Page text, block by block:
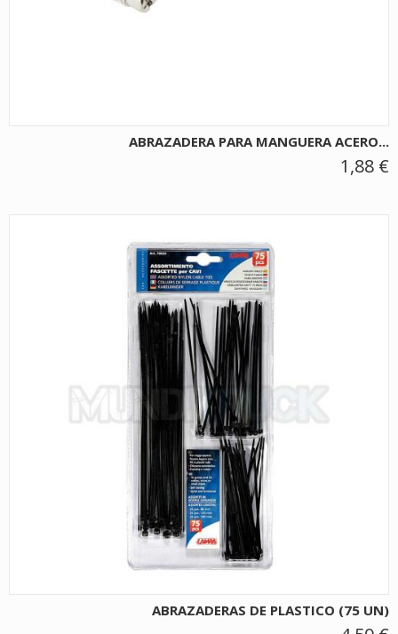
ABRAZADERA PARA MANGUERA ACERO...
1,88 €
ABRAZADERAS DE PLASTICO (75 UN)